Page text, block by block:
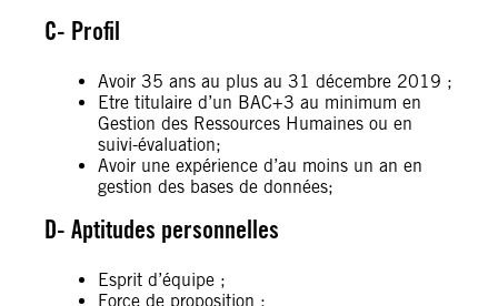
C- Profil
Avoir 35 ans au plus au 31 décembre 2019 ;
Etre titulaire d’un BAC+3 au minimum en
Gestion des Ressources Humaines ou en
suivi-évaluation;
Avoir une expérience d’au moins un an en
gestion des bases de données;
D- Aptitudes personnelles
Esprit d’équipe ;
Force de proposition ;